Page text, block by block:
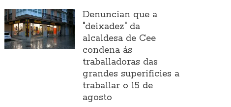
Denuncian que a
"deixadez" da
alcaldesa de Cee
condena ás
traballadoras das
grandes superificies a
traballar o 15 de
agosto